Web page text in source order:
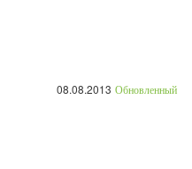
08.08.2013 Обновленный